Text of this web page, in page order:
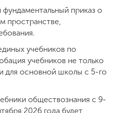
приказ о
пространстве,
учебников по
учебников не только
для основной школы с 5-го
обществознания с 9-
2026 года будет